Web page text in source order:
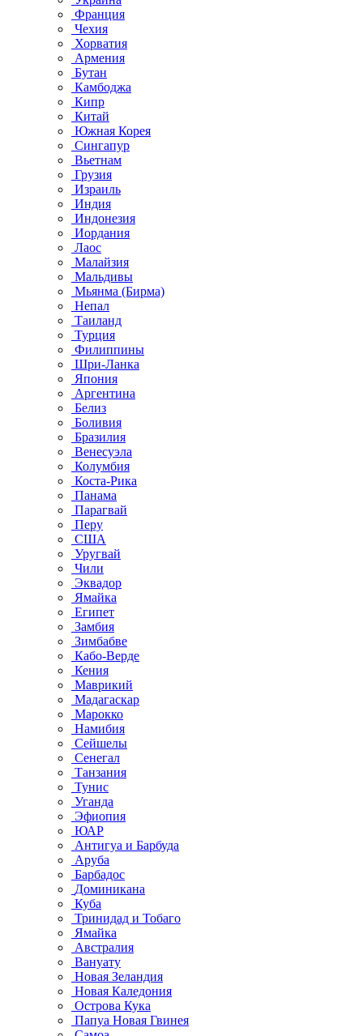
Франция
Чехия
Хорватия
Армения
Бутан
Камбоджа
Кипр
Китай
Южная Корея
Сингапур
Вьетнам
Грузия
Израиль
Индия
Индонезия
Иордания
Лаос
Малайзия
Мальдивы
Мьянма (Бирма)
Непал
Таиланд
Турция
Филиппины
Шри-Ланка
Япония
Аргентина
Белиз
Боливия
Бразилия
Венесуэла
Колумбия
Коста-Рика
Панама
Парагвай
Перу
США
Уругвай
Чили
Эквадор
Ямайка
Египет
Замбия
Зимбабве
Кабо-Верде
Кения
Маврикий
Мадагаскар
Марокко
Намибия
Сейшелы
Сенегал
Танзания
Тунис
Уганда
Эфиопия
ЮАР
Антигуа и Барбуда
Аруба
Барбадос
Доминикана
Куба
Тринидад и Тобаго
Ямайка
Австралия
Вануату
Новая Зеландия
Новая Каледония
Острова Кука
Папуа Новая Гвинея